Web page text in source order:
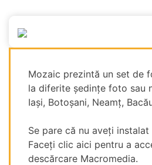
Mozaic prezintă un set de
la diferite ședințe foto sau
Iași, Botoșani, Neamț,
Se pare că nu aveți instalat
Faceți clic aici pentru a
descărcare Macromedia.